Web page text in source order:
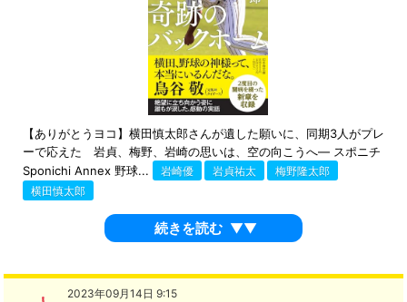
【ありがとうヨコ】横田慎太郎さんが遺した願いに、同期3人がプレ
ーで応えた 岩貞、梅野、岩崎の思いは、空の向こうへ― スポニチ
Sponichi Annex 野球...
岩崎優 岩貞祐太
梅野隆太郎
横田慎太郎
続きを読む ▼▼
2023年09月14日 9:15